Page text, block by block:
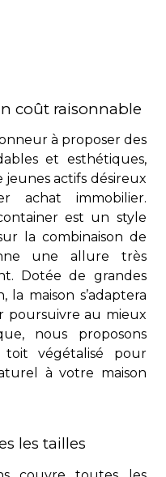
coût raisonnable
à proposer des
et esthétiques,
actifs désireux
achat immobilier.
est un style
la combinaison de
une allure très
Dotée de grandes
la maison s’adaptera
poursuivre au mieux
nous proposons
toit végétalisé pour
à votre maison
les tailles